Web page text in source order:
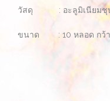
วัสดุ : อะลูมิเนียมชุบ
ขนาด : 10 หลอด กว้าง